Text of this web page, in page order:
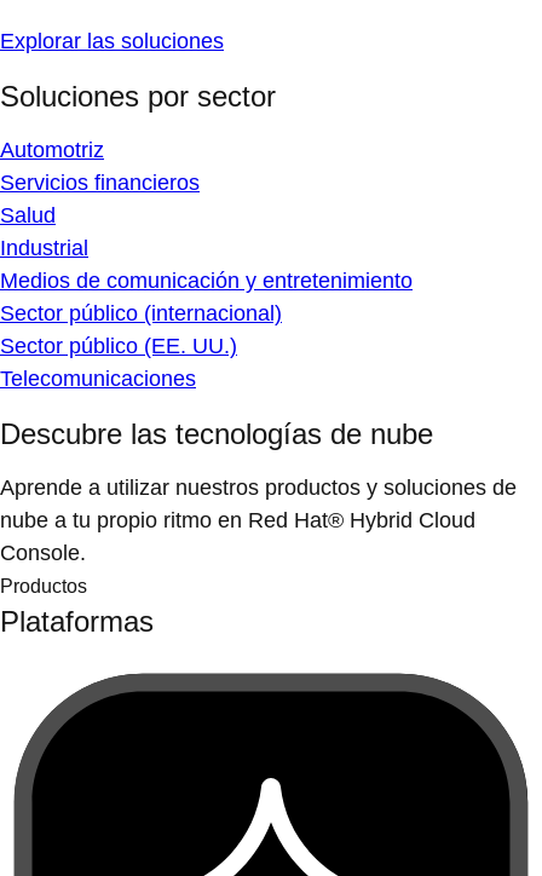
Explorar las soluciones
Soluciones por sector
Automotriz
Servicios financieros
Salud
Industrial
Medios de comunicación y entretenimiento
Sector público (internacional)
Sector público (EE. UU.)
Telecomunicaciones
Descubre las tecnologías de nube
Aprende a utilizar nuestros productos y soluciones de
nube a tu propio ritmo en Red Hat® Hybrid Cloud
Console.
Productos
Plataformas